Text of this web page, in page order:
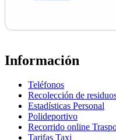
Información
Teléfonos
Recolección de
Estadísticas Personal
Polideportivo
Recorrido online
Tarifas Taxi